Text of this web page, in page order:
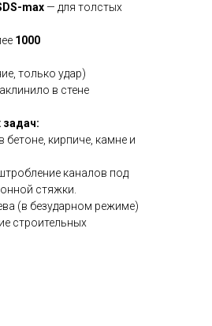
max— для толстых
1000
только удар)
в стене
бетоне, кирпиче, камне и
каналов под
стяжки.
(в безударном режиме)
строительных